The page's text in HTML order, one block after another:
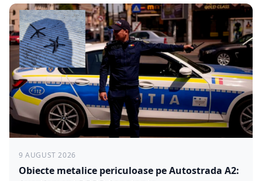
9 AUGUST 2026
Obiecte metalice periculoase pe Autostrada A2: